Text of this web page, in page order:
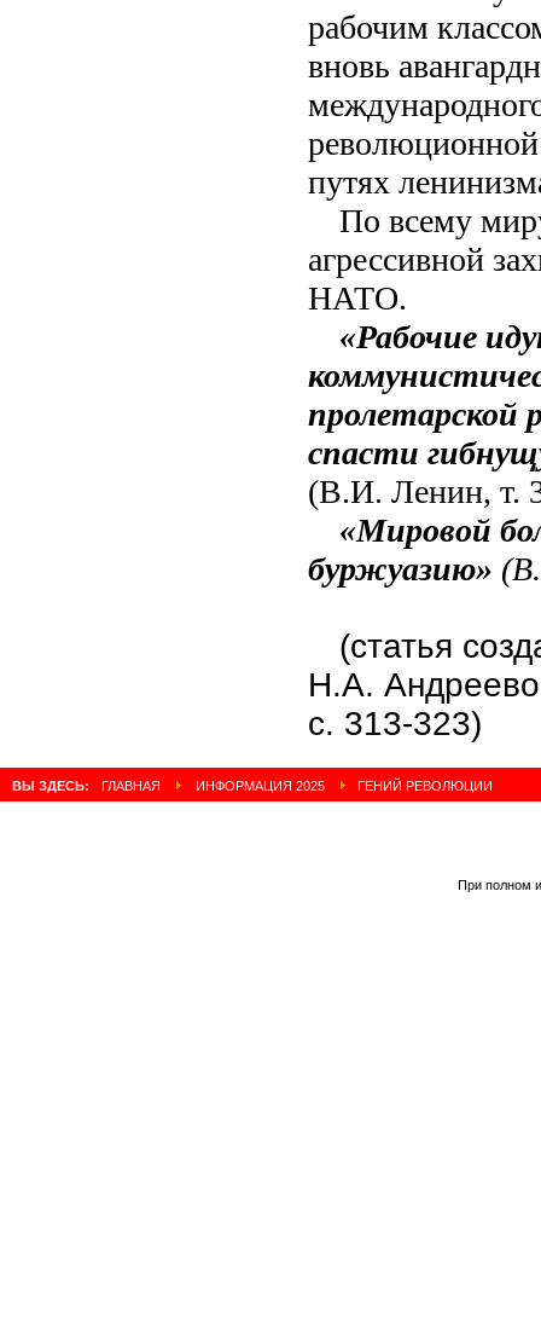
рабочим
вновь
путях
По всему
агрессивной
НАТО.
«Рабочие
пролетарской
спасти
(В.И. Ленин, т.
«Мировой
буржуазию»
(статья
Н.А.
с. 313-323)
ВЫ ЗДЕСЬ: ГЛАВНАЯ ИНФОРМАЦИЯ 2025 ГЕНИЙ РЕВОЛЮЦИИ
При полном